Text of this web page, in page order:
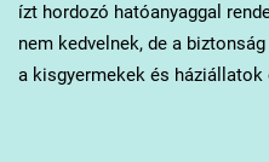
ízt hordozó hatóanyaggal
nem kedvelnek, de a
a kisgyermekek és háziállatok